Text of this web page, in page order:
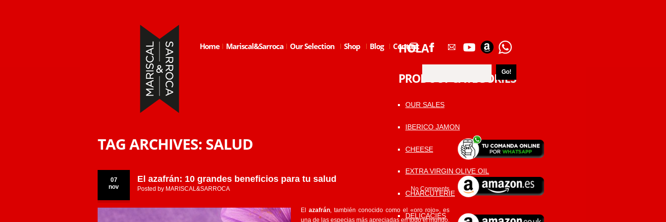
Home Mariscal&Sarroca Our Selection Shop Blog Contact
HOLA
PRODUCT CATEGORIES
OUR SALES
IBERICO JAMON
CHEESE
EXTRA VIRGIN OLIVE OIL
CHARCUTERIE
DELICACIES
TAG ARCHIVES: SALUD
07
nov
El azafrán: 10 grandes beneficios para tu salud
No Comments
Posted by MARISCAL&SARROCA
El azafrán, también conocido como el «oro rojo», es
una de las especias más apreciadas en todo el mundo.